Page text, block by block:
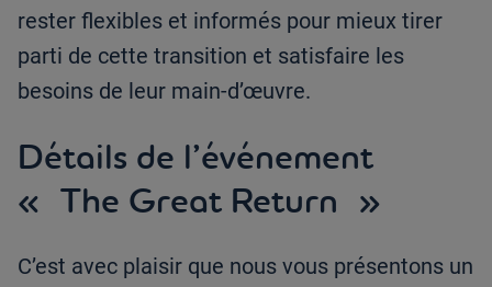
rester flexibles et informés pour mieux tirer
parti de cette transition et satisfaire les
besoins de leur main-d’œuvre.
Détails de l’événement
« The Great Return »
C’est avec plaisir que nous vous présentons un